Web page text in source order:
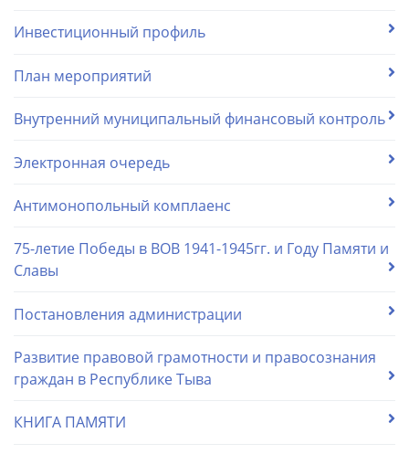
Инвестиционный профиль
План мероприятий
Внутренний муниципальный финансовый контроль
Электронная очередь
Антимонопольный комплаенс
75-летие Победы в ВОВ 1941-1945гг. и Году Памяти и
Славы
Постановления администрации
Развитие правовой грамотности и правосознания
граждан в Республике Тыва
КНИГА ПАМЯТИ